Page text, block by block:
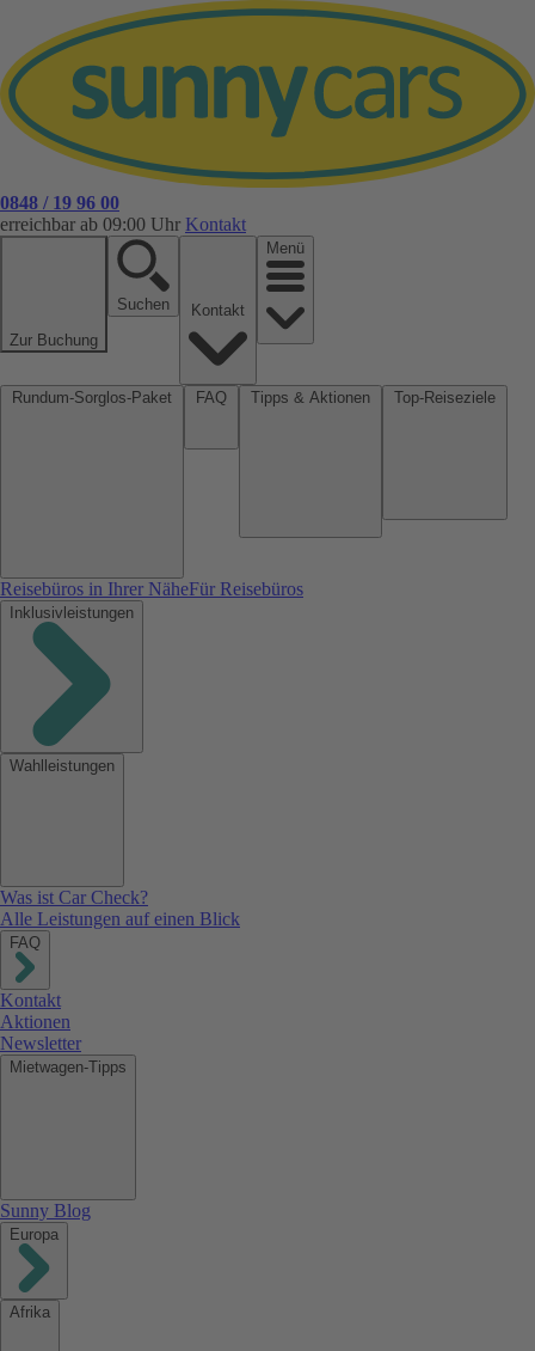
0848 / 19 96 00
erreichbar ab 09:00 Uhr Kontakt
Zur Buchung
Suchen
Menü
Reisebüros in Ihrer NäheFür Reisebüros
Inklusivleistungen
Wahlleistungen
Was ist Car Check?
Alle Leistungen auf einen Blick
FAQ
Kontakt
Aktionen
Newsletter
Mietwagen-Tipps
Sunny Blog
Europa
Afrika